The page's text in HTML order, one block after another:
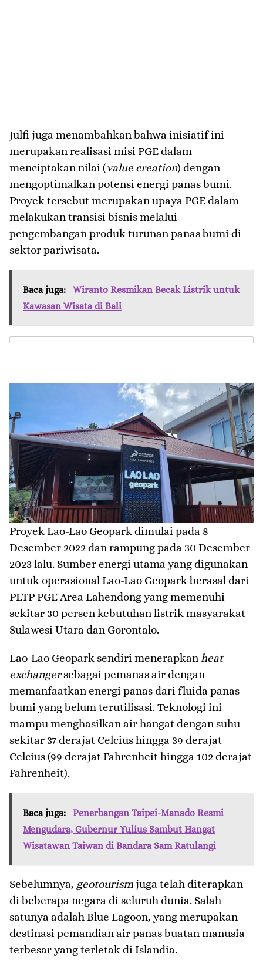
Julfi juga menambahkan bahwa inisiatif ini
merupakan realisasi misi PGE dalam
menciptakan nilai (value creation) dengan
mengoptimalkan potensi energi panas bumi.
Proyek tersebut merupakan upaya PGE dalam
melakukan transisi bisnis melalui
pengembangan produk turunan panas bumi di
sektor pariwisata.
Baca juga:
Wiranto Resmikan Becak Listrik untuk
Kawasan Wisata di Bali
Proyek Lao-Lao Geopark dimulai pada 8
Desember 2022 dan rampung pada 30 Desember
2023 lalu. Sumber energi utama yang digunakan
untuk operasional Lao-Lao Geopark berasal dari
PLTP PGE Area Lahendong yang memenuhi
sekitar 30 persen kebutuhan listrik masyarakat
Sulawesi Utara dan Gorontalo.
Lao-Lao Geopark sendiri menerapkan heat
exchangersebagai pemanas air dengan
memanfaatkan energi panas dari fluida panas
bumi yang belum terutilisasi. Teknologi ini
mampu menghasilkan air hangat dengan suhu
sekitar 37 derajat Celcius hingga 39 derajat
Celcius (99 derajat Fahrenheit hingga 102 derajat
Fahrenheit).
Baca juga:
Penerbangan Taipei-Manado Resmi
Mengudara, Gubernur Yulius Sambut Hangat
Wisatawan Taiwan di Bandara Sam Ratulangi
Sebelumnya, geotourism juga telah diterapkan
di beberapa negara di seluruh dunia. Salah
satunya adalah Blue Lagoon, yang merupakan
destinasi pemandian air panas buatan manusia
terbesar yang terletak di Islandia.